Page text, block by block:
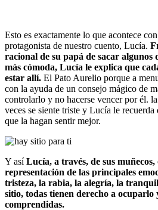
Esto es exactamente lo que acontece
protagonista de nuestro cuento, Lucía.
racional de su papá de sacar
más cómoda, Lucía le explica que
estar allí. El Pato Aurelio porque a
con la ayuda de un consejo mágico de
controlarlo y no hacerse vencer por él.
veces se siente triste y Lucía le recuerda
que la hagan sentir mejor.
Y asíLucía, a través, de sus
representación de las principales
tristeza, la rabia, la alegría, la
sitio, todas tienen derecho a ocuparlo
comprendidas.